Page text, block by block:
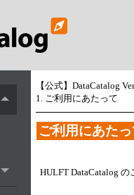
【公式】DataCatalog
1. ご利用にあたって
ご利用にあた
HULFT DataCatalog の